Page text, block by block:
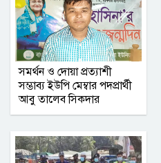
প্রতারক
বৃহত্তর
সম্মিলিত
মহানগর
সমর্থন ও দোয়া প্রত্যাশী
সম্ভাব্য ইউপি মেম্বার পদপ্রার্থী
আবু তালেব সিকদার